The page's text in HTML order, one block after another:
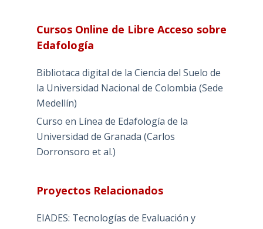
Cursos Online de Libre Acceso sobre
Edafología
Bibliotaca digital de la Ciencia del Suelo de
la Universidad Nacional de Colombia (Sede
Medellín)
Curso en Línea de Edafología de la
Universidad de Granada (Carlos
Dorronsoro et al.)
Proyectos Relacionados
EIADES: Tecnologías de Evaluación y